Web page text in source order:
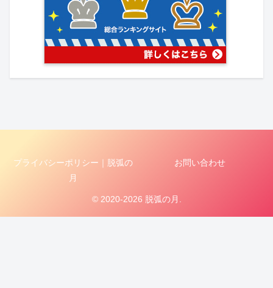
プライバシーポリシー｜脱弧の
月
お問い合わせ
© 2020-2026 脱弧の月.